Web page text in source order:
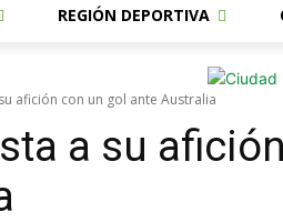
REGIÓN DEPORTIVA
afición con un gol ante Australia
a su